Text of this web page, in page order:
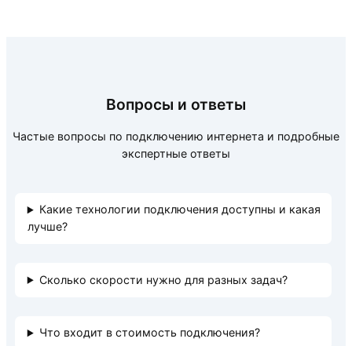
Вопросы и ответы
Частые вопросы по подключению интернета и подробные
экспертные ответы
Какие технологии подключения доступны и какая
лучше?
Сколько скорости нужно для разных задач?
Что входит в стоимость подключения?